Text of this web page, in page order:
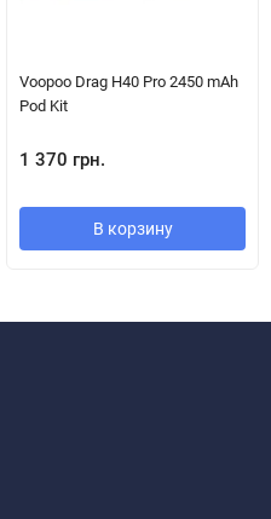
Voopoo Drag H40 Pro 2450 mAh
Pod Kit
1 370 грн.
В корзину